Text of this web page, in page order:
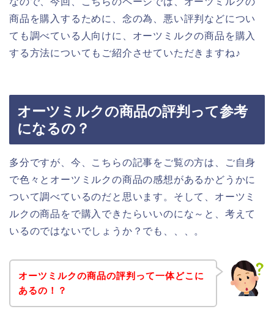
商品を購入するために、念の為、悪い評判などについ
ても調べている人向けに、オーツミルクの商品を購入
する方法についてもご紹介させていただきますね♪
オーツミルクの商品の評判って参考
になるの？
多分ですが、今、こちらの記事をご覧の方は、ご自身
で色々とオーツミルクの商品の感想があるかどうかに
ついて調べているのだと思います。そして、オーツミ
ルクの商品をで購入できたらいいのにな～と、考えて
いるのではないでしょうか？でも、、、。
オーツミルクの商品の評判って一体どこに
あるの！？